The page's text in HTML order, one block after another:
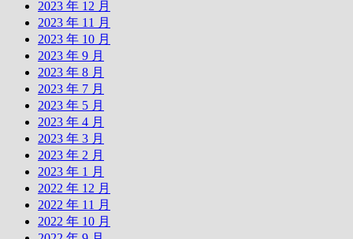
2023 年 12 月
2023 年 11 月
2023 年 10 月
2023 年 9 月
2023 年 8 月
2023 年 7 月
2023 年 5 月
2023 年 4 月
2023 年 3 月
2023 年 2 月
2023 年 1 月
2022 年 12 月
2022 年 11 月
2022 年 10 月